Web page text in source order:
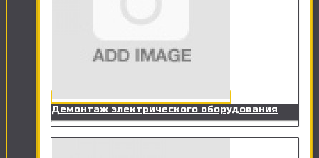
Демонтаж электрического оборудования